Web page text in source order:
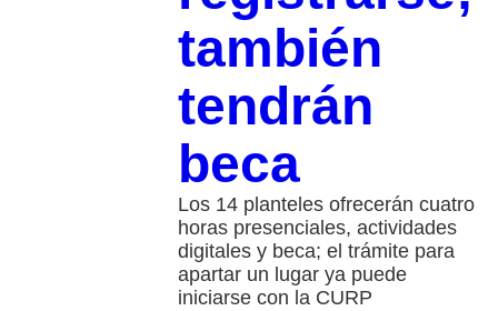
también
tendrán
beca
Los 14 planteles ofrecerán cuatro
horas presenciales, actividades
digitales y beca; el trámite para
apartar un lugar ya puede
iniciarse con la CURP